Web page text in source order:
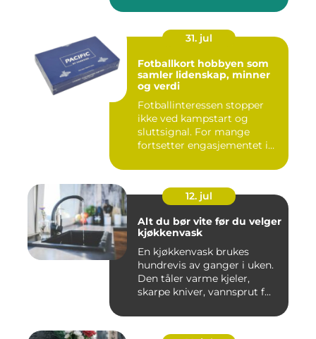
31. jul
Fotballkort hobbyen som
samler lidenskap, minner
og verdi
Fotballinteressen stopper
ikke ved kampstart og
sluttsignal. For mange
fortsetter engasjementet i
12. jul
Alt du bør vite før du velger
kjøkkenvask
En kjøkkenvask brukes
hundrevis av ganger i uken.
Den tåler varme kjeler,
skarpe kniver, vannsprut f...